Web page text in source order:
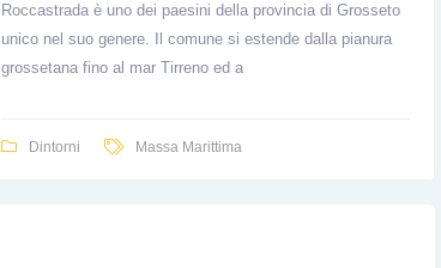
Roccastrada è uno dei paesini della provincia di Grosseto
unico nel suo genere. Il comune si estende dalla pianura
grossetana fino al mar Tirreno ed a
Dintorni Massa Marittima